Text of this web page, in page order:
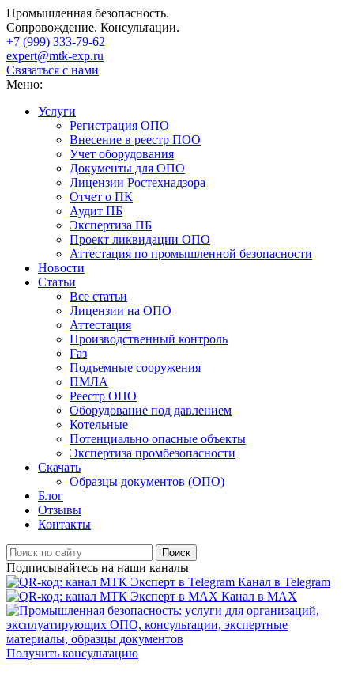
Промышленная безопасность.
Сопровождение. Консультации.
+7 (999) 333-79-62
expert@mtk-exp.ru
Связаться с нами
Меню:
Услуги
Регистрация ОПО
Внесение в реестр ПОО
Учет оборудования
Документы для ОПО
Лицензии Ростехнадзора
Отчет о ПК
Аудит ПБ
Экспертиза ПБ
Проект ликвидации ОПО
Аттестация по промышленной безопасности
Новости
Статьи
Все статьи
Лицензии на ОПО
Аттестация
Производственный контроль
Газ
Подъемные сооружения
ПМЛА
Реестр ОПО
Оборудование под давлением
Котельные
Потенциально опасные объекты
Экспертиза промбезопасности
Скачать
Образцы документов (ОПО)
Блог
Отзывы
Контакты
Поиск
Подписывайтесь на наши каналы
Канал в Telegram
Канал в MAX
Получить консультацию